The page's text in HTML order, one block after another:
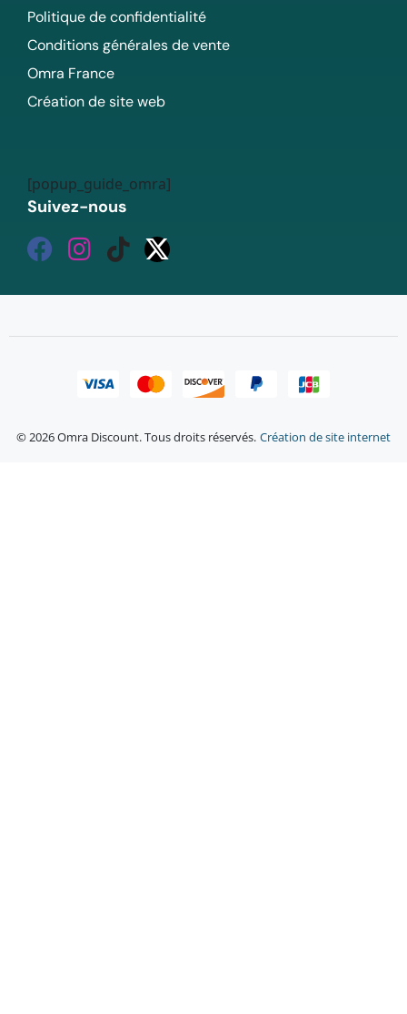
Politique de confidentialité
Conditions générales de vente
Omra France
Création de site web
[popup_guide_omra]
Suivez-nous
© 2026 Omra Discount. Tous droits réservés. Création de site internet